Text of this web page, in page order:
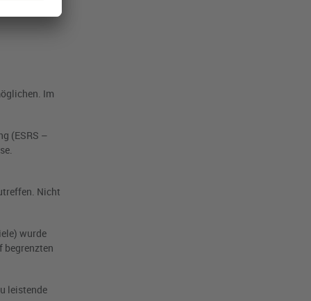
Im
(ESRS –
Nicht
wurde
begrenzten
leistende